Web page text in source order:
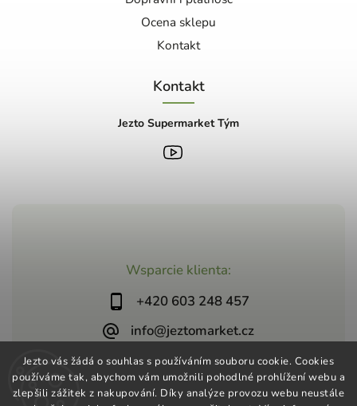
Jezto vás žádá o souhlas s používáním souboru cookie. Cookies
používáme tak, abychom vám umožnili pohodlné prohlížení webu a
zlepšili zážitek z nakupování. Díky analýze provozu webu neustále
Wsparcie klienta:
+420 603 248 457
info@jeztomarket.cz
Ocena sklepu
Kontakt
Kontakt
Jezto Supermarket Tým